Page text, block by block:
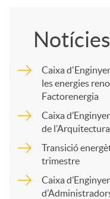
r
Caixa
les energies
Factorenergia
Caixa
de
Transició
trimestre
Caixa